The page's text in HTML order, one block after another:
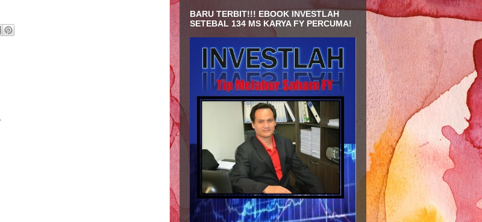
BARU TERBIT!!! EBOOK INVESTLAH
SETEBAL 134 MS KARYA FY PERCUMA!